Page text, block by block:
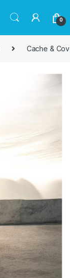
0
Cache &